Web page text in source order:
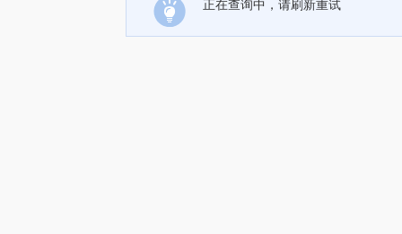
正在查询中，请刷新重试